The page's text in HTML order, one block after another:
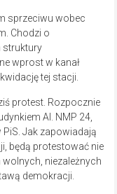
sprzeciwu wobec
Chodzi o
struktury
wprost w kanał
tej stacji.
protest. Rozpocznie
Al. NMP 24,
Jak zapowiadają
będą protestować nie
niezależnych
demokracji.